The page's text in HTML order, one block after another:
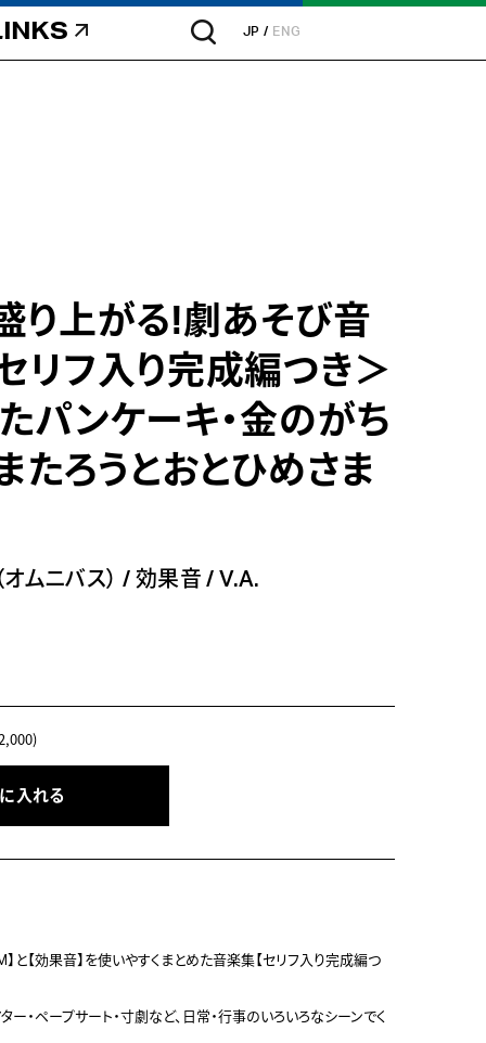
JP ENG
り上がる!劇あそび音
リフ入り完成編つき＞
パンケーキ・金のがち
たろうとおとひめさま
オムニバス） / 効果音 / V.A.
入れる
と【効果音】を使いやすくまとめた音楽集【セリフ入り完成編つ
ー・ペープサート・寸劇など、日常・行事のいろいろなシーンでく